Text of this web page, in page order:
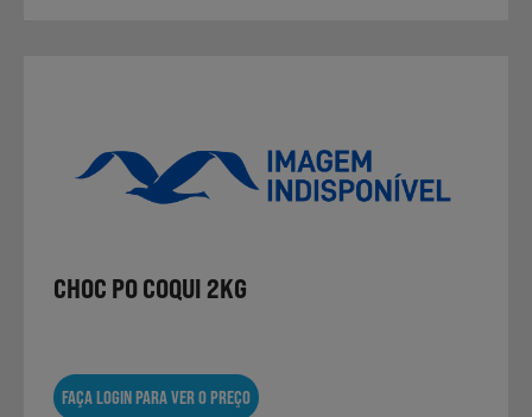
Produtos Vegetarianos
Sobremesas
Ração para Animais
CHOC PO COQUI 2KG
FAÇA LOGIN PARA VER O PREÇO